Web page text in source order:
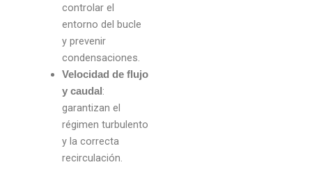
controlar el
entorno del bucle
y prevenir
condensaciones.
Velocidad de flujo
y caudal :
garantizan el
régimen turbulento
y la correcta
recirculación.